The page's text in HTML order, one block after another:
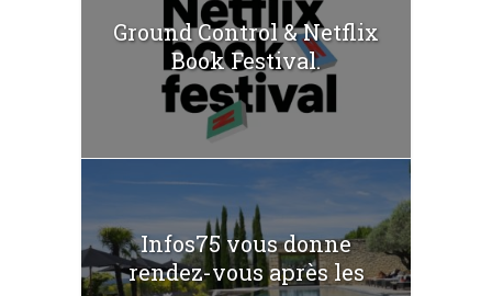
Ground Control & Netflix
Book Festival.
Infos75 vous donne
rendez-vous après les